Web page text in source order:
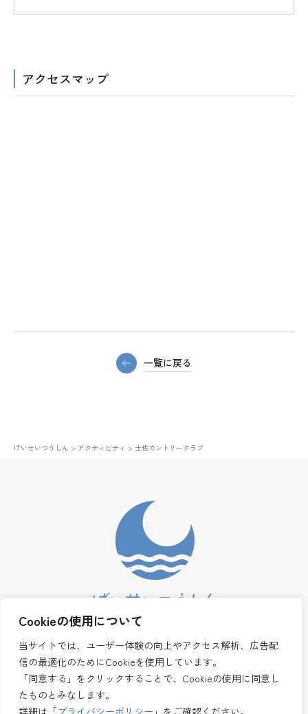
Cookieの使用について
当サイトでは、ユーザー体験の向上やアクセス解析、広告配
信の最適化のためにCookieを使用しています。
「同意する」をクリックすることで、Cookieの使用に同意し
たものとみなします。
詳細は「プライバシーポリシー 」をご確認ください。
アクセスマップ
一覧に戻る
げいせいつうしん > アクティビティ > 土佐カントリークラブ
Follow us